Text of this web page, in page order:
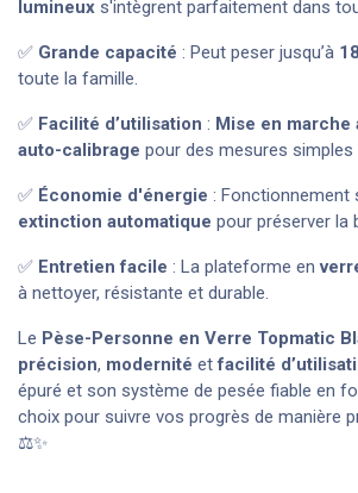
lumineux s'intègrent parfaitement dans
✅ Grande capacité : Peut peser jusqu’à
toute la famille.
✅ Facilité d’utilisation : Mise en marche
auto-calibrage pour des mesures simples
✅ Économie d'énergie : Fonctionnement
extinction automatique pour préserver la
✅ Entretien facile : La plateforme en
à nettoyer, résistante et durable.
Le Pèse-Personne en Verre Topmatic
précision, modernité etfacilité
épuré et son système de pesée fiable en
choix pour suivre vos progrès de manière
⚖️✨